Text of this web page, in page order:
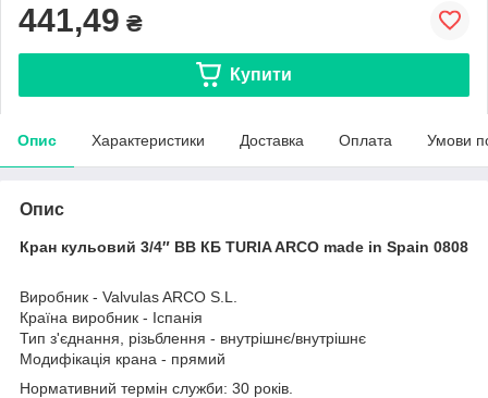
441,49 ₴
Купити
Опис Характеристики Доставка Оплата Умови
Опис
Кран кульовий 3/4″ ВВ КБ TURIA ARCO made in Spain 0808
Виробник - Valvulas ARCO S.L.
Країна виробник - Іспанія
Тип з'єднання, різьблення - внутрішнє/внутрішнє
Модифікація крана - прямий
Нормативний термін служби: 30 років.